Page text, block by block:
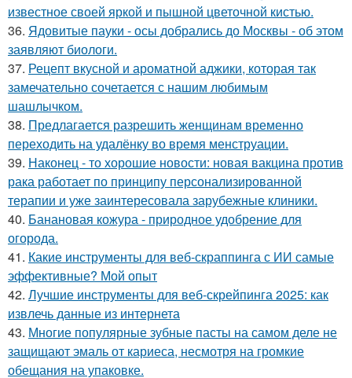
известное своей яркой и пышной цветочной кистью.
36. Ядовитые пауки - осы добрались до Москвы - об этом
заявляют биологи.
37. Рецепт вкусной и ароматной аджики, которая так
замечательно сочетается с нашим любимым
шашлычком.
38. Предлагается разрешить женщинам временно
переходить на удалёнку во время менструации.
39. Наконец - то хорошие новости: новая вакцина против
рака работает по принципу персонализированной
терапии и уже заинтересовала зарубежные клиники.
40. Банановая кожура - природное удобрение для
огорода.
41. Какие инструменты для веб-скраппинга с ИИ самые
эффективные? Мой опыт
42. Лучшие инструменты для веб-скрейпинга 2025: как
извлечь данные из интернета
43. Многие популярные зубные пасты на самом деле не
защищают эмаль от кариеса, несмотря на громкие
обещания на упаковке.